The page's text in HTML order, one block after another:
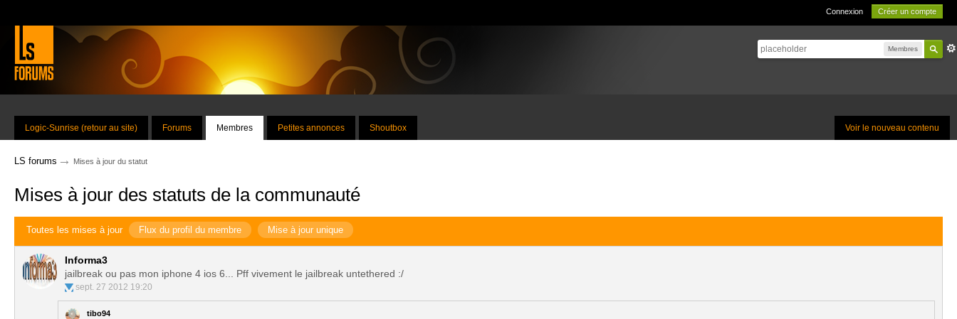
Connexion Créer un compte
Membres
Voir le nouveau contenu
Logic-Sunrise (retour au site) Forums Membres Petites annonces Shoutbox
LS forums → Mises à jour du statut
Mises à jour des statuts de la communauté
Toutes les mises à jour Flux du profil du membre Mise à jour unique
Informa3
jailbreak ou pas mon iphone 4 ios 6... Pff vivement le jailbreak untethered :/
sept. 27 2012 19:20
tibo94